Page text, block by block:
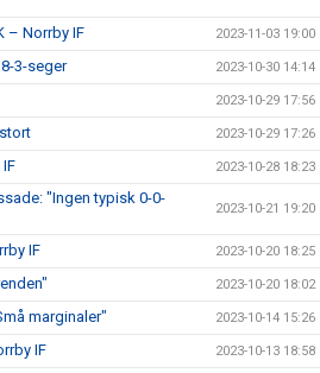
– Norrby IF 2023-11-03 19:00
3-seger 2023-10-30 14:14
2023-10-29 17:56
2023-10-29 17:26
2023-10-28 18:23
"Ingen typisk 0-0-
2023-10-21 19:20
IF 2023-10-20 18:25
2023-10-20 18:02
marginaler" 2023-10-14 15:26
IF 2023-10-13 18:58